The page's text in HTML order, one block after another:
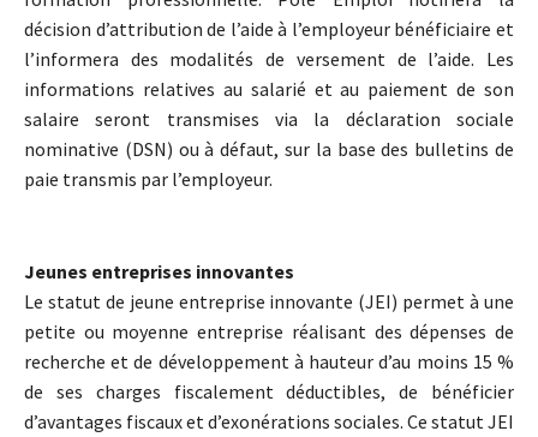
décision d’attribution de l’aide à l’employeur bénéficiaire et
l’informera des modalités de versement de l’aide. Les
informations relatives au salarié et au paiement de son
salaire seront transmises via la déclaration sociale
nominative (DSN) ou à défaut, sur la base des bulletins de
paie transmis par l’employeur.
Jeunes entreprises innovantes
Le statut de jeune entreprise innovante (JEI) permet à une
petite ou moyenne entreprise réalisant des dépenses de
recherche et de développement à hauteur d’au moins 15 %
de ses charges fiscalement déductibles, de bénéficier
d’avantages fiscaux et d’exonérations sociales. Ce statut JEI